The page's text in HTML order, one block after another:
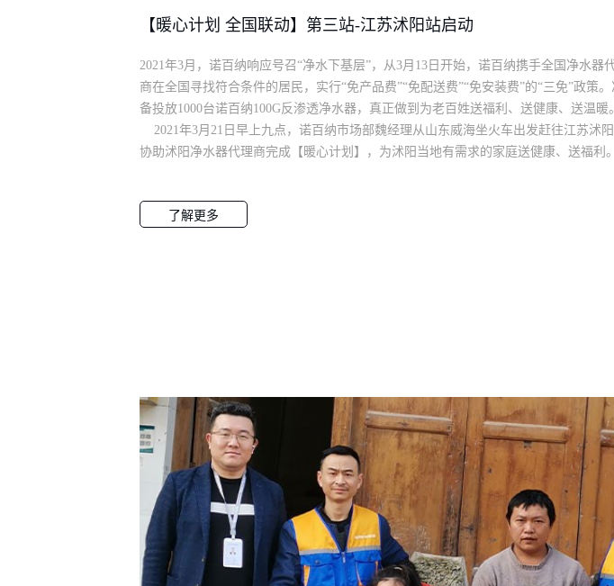
【暖心计划 全国联动】第三站-江苏沭阳站启动
2021年3月，诺百纳响应号召“净水下基层”，从3月13日开始，诺百纳携手全国净水器
商在全国寻找符合条件的居民，实行“免产品费”“免配送费”“免安装费”的“三免”政策。
备投放1000台诺百纳100G反渗透净水器，真正做到为老百姓送福利、送健康、送温暖
2021年3月21日早上九点，诺百纳市场部魏经理从山东威海坐火车出发赶往江苏沭阳
协助沭阳净水器代理商完成【暖心计划】，为沭阳当地有需求的家庭送健康、送福利。
毕！万事俱备、让我们一起为更多有需求的家庭，送上健康产品，以后的每一天都能喝